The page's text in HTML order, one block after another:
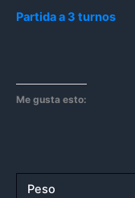
Partida a 3 turnos
Me gusta esto:
Peso